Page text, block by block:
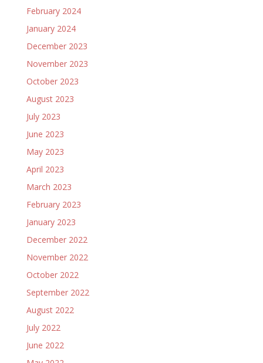
February 2024
January 2024
December 2023
November 2023
October 2023
August 2023
July 2023
June 2023
May 2023
April 2023
March 2023
February 2023
January 2023
December 2022
November 2022
October 2022
September 2022
August 2022
July 2022
June 2022